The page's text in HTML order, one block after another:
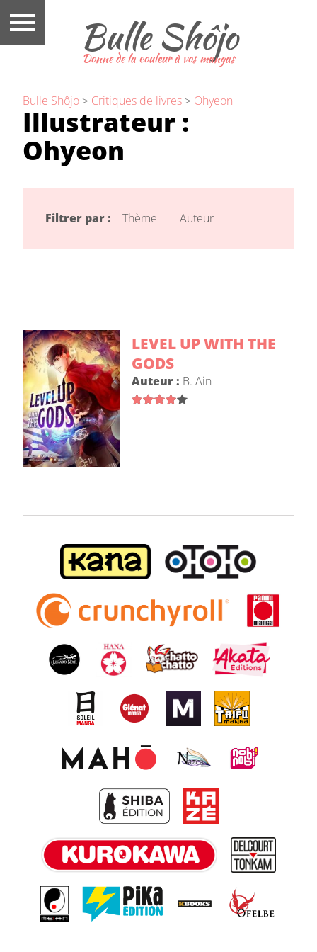
Bulle Shôjo
Donne de la couleur à vos mangas
Bulle Shôjo > Critiques de livres > Ohyeon
Illustrateur :
Ohyeon
Filtrer par : Thème Auteur
LEVEL UP WITH THE
GODS
Auteur : B. Ain